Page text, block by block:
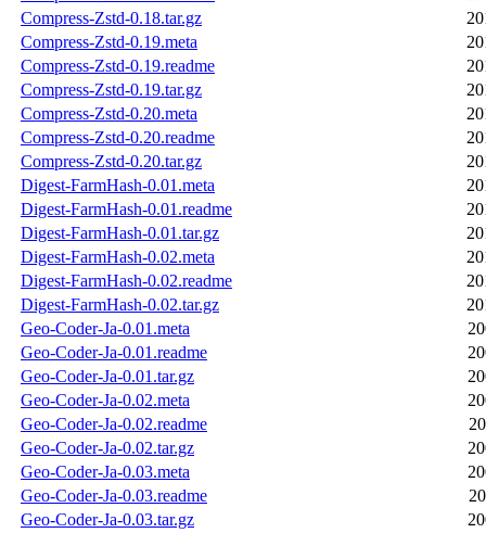
Compress-Zstd-0.18.tar.gz
Compress-Zstd-0.19.meta
Compress-Zstd-0.19.readme
Compress-Zstd-0.19.tar.gz
Compress-Zstd-0.20.meta
Compress-Zstd-0.20.readme
Compress-Zstd-0.20.tar.gz
Digest-FarmHash-0.01.meta
Digest-FarmHash-0.01.readme
Digest-FarmHash-0.01.tar.gz
Digest-FarmHash-0.02.meta
Digest-FarmHash-0.02.readme
Digest-FarmHash-0.02.tar.gz
Geo-Coder-Ja-0.01.meta
Geo-Coder-Ja-0.01.readme
Geo-Coder-Ja-0.01.tar.gz
Geo-Coder-Ja-0.02.meta
Geo-Coder-Ja-0.02.readme
Geo-Coder-Ja-0.02.tar.gz
Geo-Coder-Ja-0.03.meta
Geo-Coder-Ja-0.03.readme
Geo-Coder-Ja-0.03.tar.gz